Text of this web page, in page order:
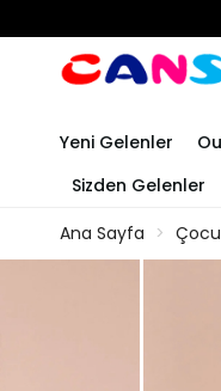
Yeni Gelenler
Sizden Gelenler
Ana Sayfa